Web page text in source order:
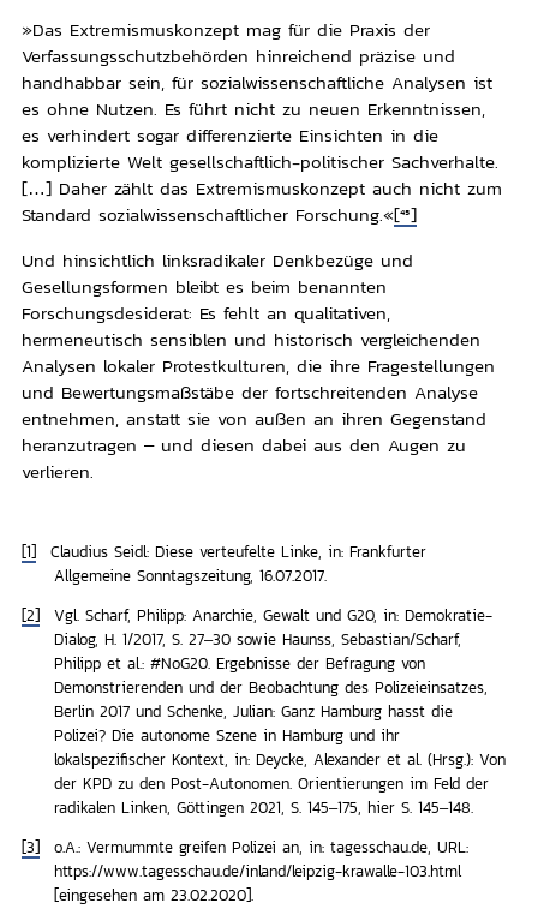
»Das Extremismuskonzept mag für die Praxis der
Verfassungsschutzbehörden hinreichend präzise und
handhabbar sein, für sozialwissenschaftliche Analysen ist
es ohne Nutzen. Es führt nicht zu neuen Erkenntnissen,
es verhindert sogar differenzierte Einsichten in die
komplizierte Welt gesellschaftlich-politischer Sachverhalte.
[…] Daher zählt das Extremismuskonzept auch nicht zum
Standard sozialwissenschaftlicher Forschung.«[45]
Und hinsichtlich linksradikaler Denkbezüge und
Gesellungsformen bleibt es beim benannten
Forschungsdesiderat: Es fehlt an qualitativen,
hermeneutisch sensiblen und historisch vergleichenden
Analysen lokaler Protestkulturen, die ihre Fragestellungen
und Bewertungsmaßstäbe der fortschreitenden Analyse
entnehmen, anstatt sie von außen an ihren Gegenstand
heranzutragen – und diesen dabei aus den Augen zu
verlieren.
[1]
Claudius Seidl: Diese verteufelte Linke, in: Frankfurter
Allgemeine Sonntagszeitung, 16.07.2017.
[2]
Vgl. Scharf, Philipp: Anarchie, Gewalt und G20, in: Demokratie-
Dialog, H. 1/2017, S. 27–30 sowie Haunss, Sebastian/Scharf,
Philipp et al.: #NoG20. Ergebnisse der Befragung von
Demonstrierenden und der Beobachtung des Polizeieinsatzes,
Berlin 2017 und Schenke, Julian: Ganz Hamburg hasst die
Polizei? Die autonome Szene in Hamburg und ihr
lokalspezifischer Kontext, in: Deycke, Alexander et al. (Hrsg.): Von
der KPD zu den Post-Autonomen. Orientierungen im Feld der
radikalen Linken, Göttingen 2021, S. 145–175, hier S. 145–148.
[3]
o.A.: Vermummte greifen Polizei an, in: tagesschau.de, URL:
https://www.tagesschau.de/inland/leipzig-krawalle-103.html
[eingesehen am 23.02.2020].